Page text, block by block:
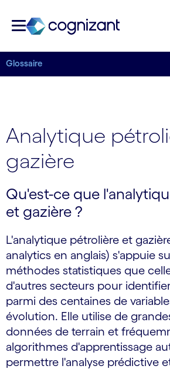
Glossaire
Analytique
gazière
Qu'est-ce que
et gazière ?
L'analytique pétrolière et
analytics en anglais) s'appuie
méthodes statistiques que
d'autres secteurs pour
parmi des centaines de
évolution. Elle utilise de
données de terrain et
algorithmes d'apprentissage
permettre l'analyse prédictive